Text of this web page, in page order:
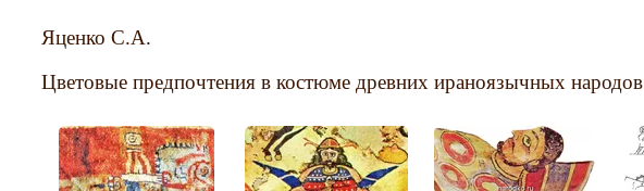
Яценко С.А.
Цветовые предпочтения в костюме древних ираноязычных народов